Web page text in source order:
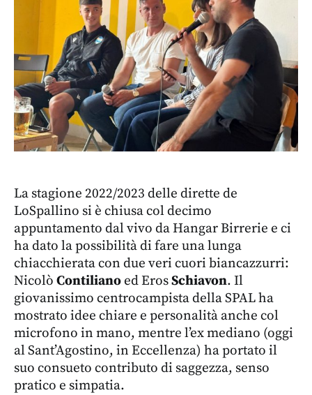
La stagione 2022/2023 delle dirette de
LoSpallino si è chiusa col decimo
appuntamento dal vivo da Hangar Birrerie e ci
ha dato la possibilità di fare una lunga
chiacchierata con due veri cuori biancazzurri:
Nicolò Contilianoed ErosSchiavon. Il
giovanissimo centrocampista della SPAL ha
mostrato idee chiare e personalità anche col
microfono in mano, mentre l’ex mediano (oggi
al Sant’Agostino, in Eccellenza) ha portato il
suo consueto contributo di saggezza, senso
pratico e simpatia.